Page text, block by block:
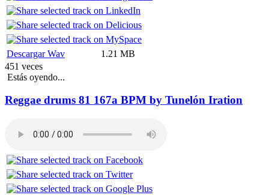
Descargar Wav
1.21 MB
451 veces
Estás oyendo...
Reggae drums 81 167a BPM by Tunelón Iration